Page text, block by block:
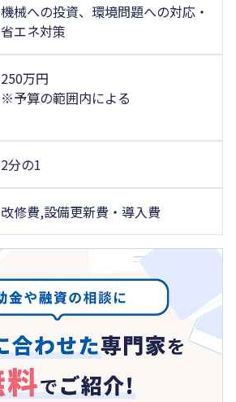
機械への投資、環境問題への対応・
省エネ対策
250万円
※予算の範囲内による
2分の1
改修費,設備更新費・導入費